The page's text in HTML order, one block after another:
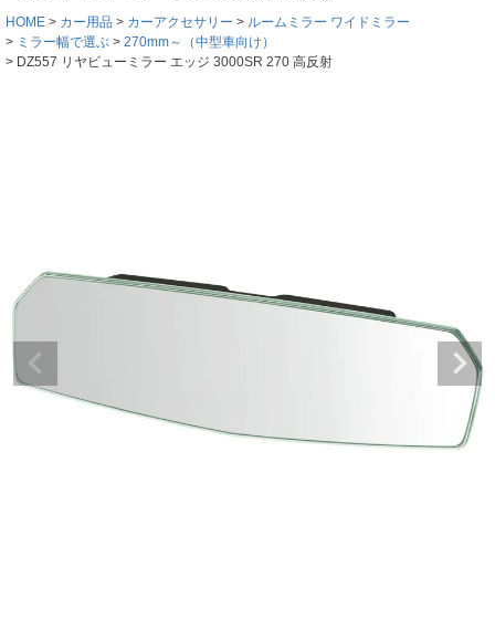
HOME
カー用品 カーアクセサリー
ルームミラー ワイドミラー
ミラー幅で選ぶ
270mm～（中型車向け）
DZ557 リヤビューミラー エッジ 3000SR 270 高反射